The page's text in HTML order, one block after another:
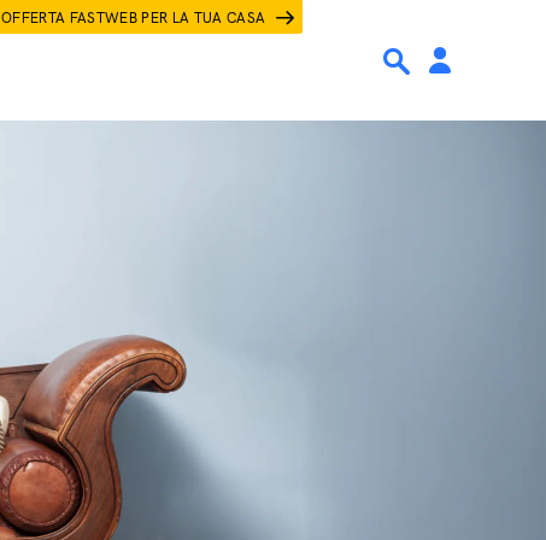
OFFERTA FASTWEB PER LA TUA CASA